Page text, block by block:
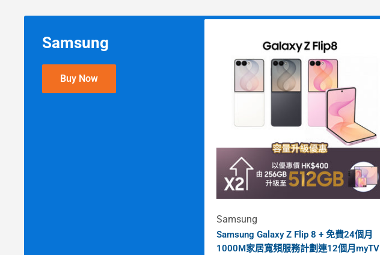
Samsung
Buy Now
Samsung
Samsung Galaxy Z Flip 8 + 免費24個月
1000M家居寬頻服務計劃連12個月myTV